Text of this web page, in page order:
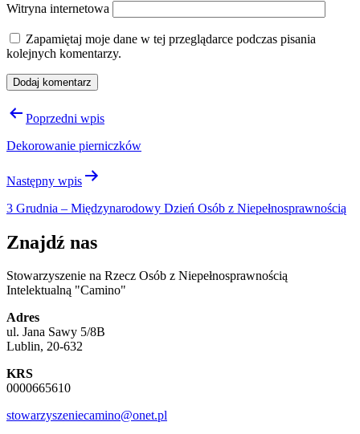
Witryna internetowa
Zapamiętaj moje dane w tej przeglądarce podczas pisania
kolejnych komentarzy.
Nawigacja
Poprzedni wpis
Dekorowanie pierniczków
Następny wpis
3 Grudnia – Międzynarodowy Dzień Osób z Niepełnosprawnością
Znajdź nas
Stowarzyszenie na Rzecz Osób z Niepełnosprawnością
Intelektualną "Camino"
Adres
ul. Jana Sawy 5/8B
Lublin, 20-632
KRS
0000665610
stowarzyszeniecamino@onet.pl